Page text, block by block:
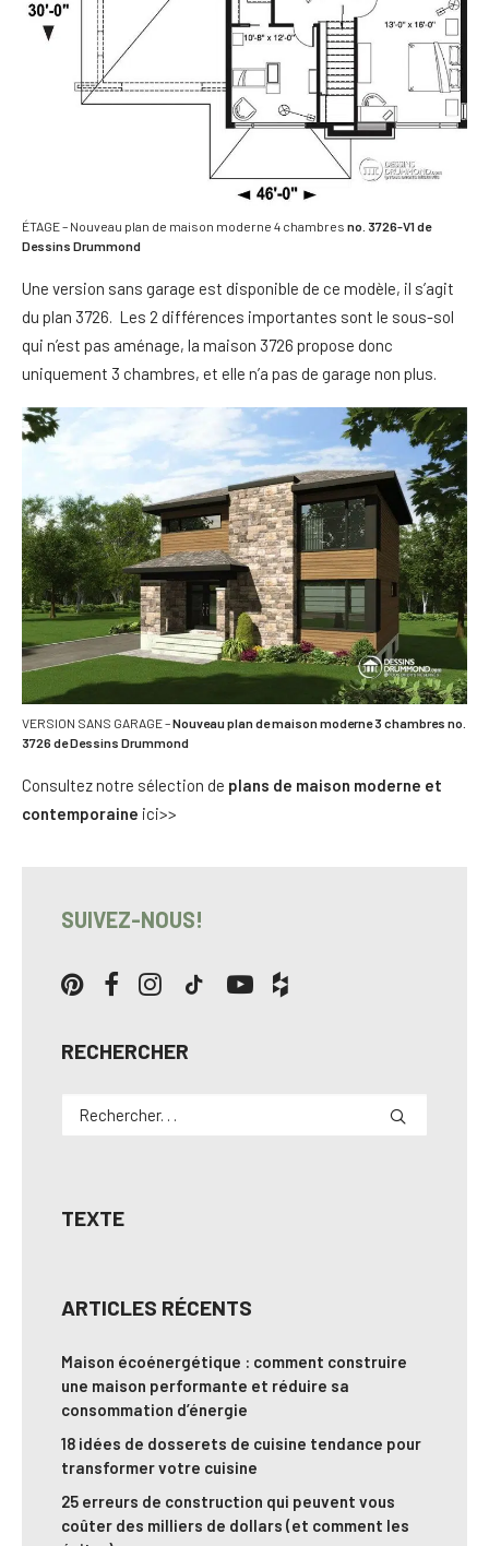
ÉTAGE – Nouveau plan de maison moderne 4 chambres no. 3726-V1 de
Dessins Drummond
Une version sans garage est disponible de ce modèle, il s’agit
du plan 3726. Les 2 différences importantes sont le sous-sol
qui n’est pas aménage, la maison 3726 propose donc
uniquement 3 chambres, et elle n’a pas de garage non plus.
VERSION SANS GARAGE –Nouveau plan de maison moderne 3 chambres no.
3726 de Dessins Drummond
Consultez notre sélection de plans de maison moderne et
contemporaine ici>>
SUIVEZ-NOUS!
RECHERCHER
TEXTE
ARTICLES RÉCENTS
Maison écoénergétique : comment construire
une maison performante et réduire sa
consommation d’énergie
18 idées de dosserets de cuisine tendance pour
transformer votre cuisine
25 erreurs de construction qui peuvent vous
coûter des milliers de dollars (et comment les